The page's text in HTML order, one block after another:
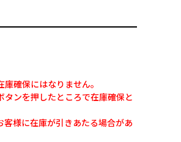
確保にはなりません。
ンを押したところで在庫確保と
様に在庫が引きあたる場合があ